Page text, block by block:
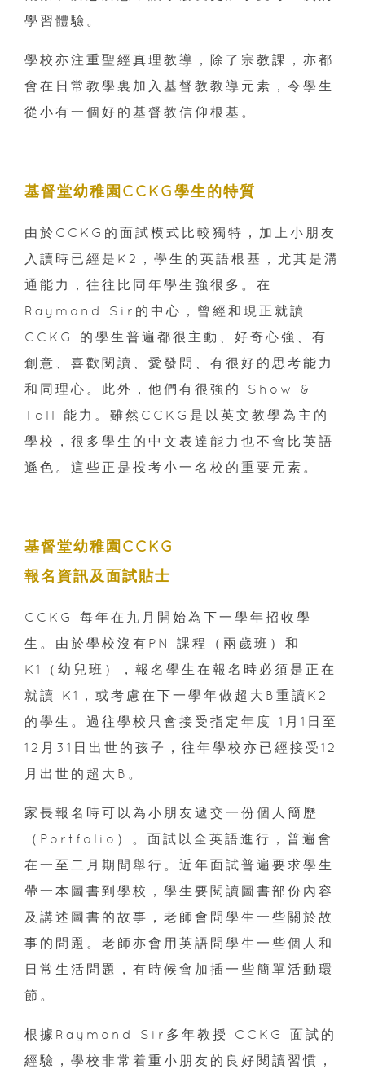
學習體驗。
學校亦注重聖經真理教導，除了宗教課，亦都
會在日常教學裏加入基督教教導元素，令學生
從小有一個好的基督教信仰根基。
基督堂幼稚園CCKG學生的特質
由於CCKG的面試模式比較獨特，加上小朋友
入讀時已經是K2，學生的英語根基，尤其是溝
通能力，往往比同年學生強很多。在
Raymond Sir的中心，曾經和現正就讀
CCKG 的學生普遍都很主動、好奇心強、有
創意、喜歡閱讀、愛發問、有很好的思考能力
和同理心。此外，他們有很強的 Show &
Tell 能力。雖然CCKG是以英文教學為主的
學校，很多學生的中文表達能力也不會比英語
遜色。這些正是投考小一名校的重要元素。
基督堂幼稚園CCKG
報名資訊及面試貼士
CCKG 每年在九月開始為下一學年招收學
生。由於學校沒有PN 課程（兩歲班）和
K1（幼兒班），報名學生在報名時必須是正在
就讀 K1，或考慮在下一學年做超大B重讀K2
的學生。過往學校只會接受指定年度 1月1日至
12月31日出世的孩子，往年學校亦已經接受12
月出世的超大B。
家長報名時可以為小朋友遞交一份個人簡歷
（Portfolio）。面試以全英語進行，普遍會
在一至二月期間舉行。近年面試普遍要求學生
帶一本圖書到學校，學生要閱讀圖書部份內容
及講述圖書的故事，老師會問學生一些關於故
事的問題。老師亦會用英語問學生一些個人和
日常生活問題，有時候會加插一些簡單活動環
節。
根據Raymond Sir多年教授 CCKG 面試的
經驗，學校非常着重小朋友的良好閱讀習慣，